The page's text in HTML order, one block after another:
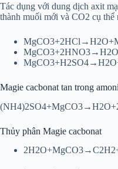
Tác dụng với dung dịch axit
thành muối mới và CO2 cụ thể
Magie cacbonat tan trong
Thủy phân Magie cacbonat